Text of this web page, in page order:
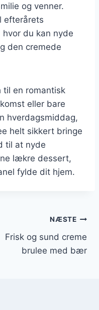
og venner.
efterårets
hvor du kan nyde
den cremede
til en romantisk
eller bare
hverdagsmiddag,
helt sikkert bringe
til at nyde
lækre dessert,
fylde dit hjem.
NÆSTE
Frisk og sund creme
brulee med bær